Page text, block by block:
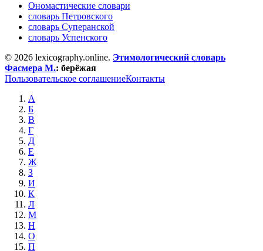
Ономастические словари
словарь Петровского
словарь Суперанской
словарь Успенского
© 2026 lexicography.online. Этимологический словарь
Фасмера М.: берёжая
Пользовательское соглашениеКонтакты
А
Б
В
Г
Д
Е
Ж
З
И
К
Л
М
Н
О
П